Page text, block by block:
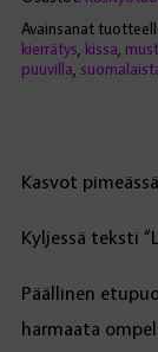
Avainsanat
kierrätys kissa
puuvilla
Kasvot
Kyljessä teksti
Päällinen
harmaata